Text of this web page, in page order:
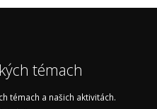
témach
témach a našich aktivitách.